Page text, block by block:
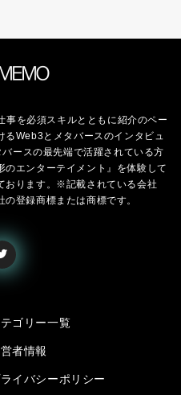
を必須スキルとともに紹介のペー
るWeb3とメタバースのインタビュ
ースの最先端で活躍されている方
エンターテイメント』を体験して
おります。※記載されている会社
登録商標または商標です。
ゴリー一覧
者情報
イバシーポリシー